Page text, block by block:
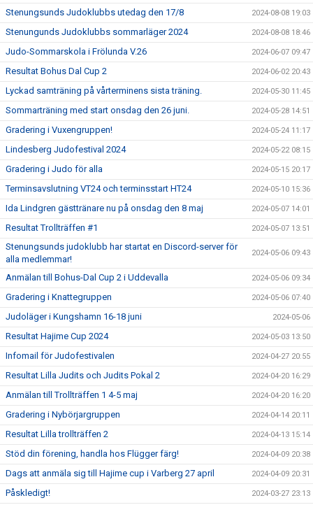
Stenungsunds Judoklubbs utedag den 17/8 2024-08-08 19:03
Stenungunds Judoklubbs sommarläger 2024 2024-08-08 18:46
Judo-Sommarskola i Frölunda V.26 2024-06-07 09:47
Resultat Bohus Dal Cup 2 2024-06-02 20:43
Lyckad samträning på vårterminens sista träning. 2024-05-30 11:45
Sommarträning med start onsdag den 26 juni. 2024-05-28 14:51
Gradering i Vuxengruppen! 2024-05-24 11:17
Lindesberg Judofestival 2024 2024-05-22 08:15
Gradering i Judo för alla 2024-05-15 20:17
Terminsavslutning VT24 och terminsstart HT24 2024-05-10 15:36
Ida Lindgren gästtränare nu på onsdag den 8 maj 2024-05-07 14:01
Resultat Trollträffen #1 2024-05-07 13:51
Stenungsunds judoklubb har startat en Discord-server för
alla medlemmar!
2024-05-06 09:43
Anmälan till Bohus-Dal Cup 2 i Uddevalla 2024-05-06 09:34
Gradering i Knattegruppen 2024-05-06 07:40
Judoläger i Kungshamn 16-18 juni 2024-05-06
Resultat Hajime Cup 2024 2024-05-03 13:50
Infomail för Judofestivalen 2024-04-27 20:55
Resultat Lilla Judits och Judits Pokal 2 2024-04-20 16:29
Anmälan till Trollträffen 1 4-5 maj 2024-04-20 16:20
Gradering i Nybörjargruppen 2024-04-14 20:11
Resultat Lilla trollträffen 2 2024-04-13 15:14
Stöd din förening, handla hos Flügger färg! 2024-04-09 20:38
Dags att anmäla sig till Hajime cup i Varberg 27 april 2024-04-09 20:31
Påskledigt! 2024-03-27 23:13